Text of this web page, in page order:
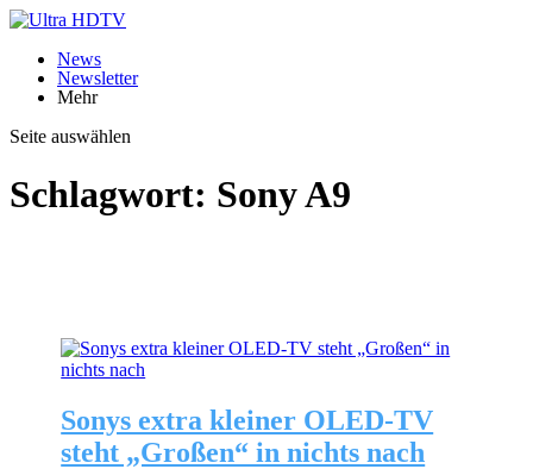
News
Newsletter
Mehr
Seite auswählen
Schlagwort: Sony A9
Sonys extra kleiner OLED-TV
steht „Großen“ in nichts nach